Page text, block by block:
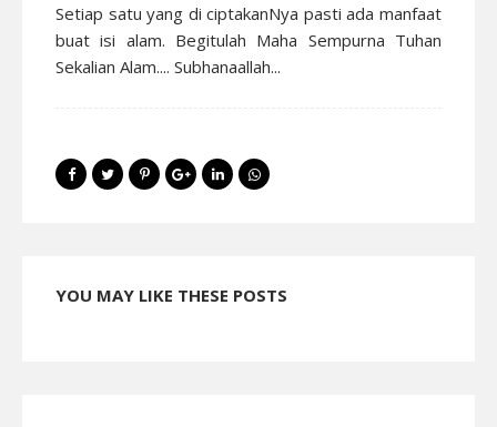
Setiap satu yang di ciptakanNya pasti ada manfaat
buat isi alam. Begitulah Maha Sempurna Tuhan
Sekalian Alam.... Subhanaallah...
YOU MAY LIKE THESE POSTS